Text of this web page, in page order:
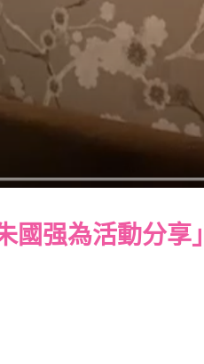
國强為活動分享」